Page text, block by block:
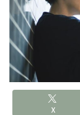
X